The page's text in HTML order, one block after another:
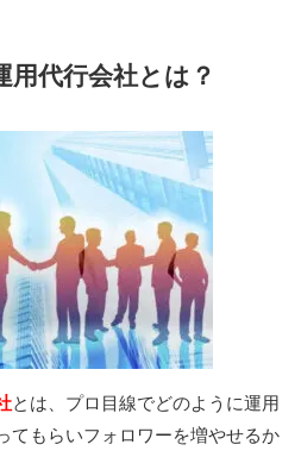
代行会社とは？
とは、プロ目線でどのように運用
てもらいフォロワーを増やせるか